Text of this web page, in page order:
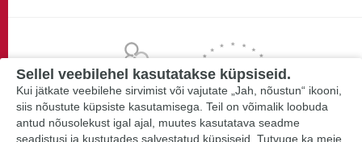
Sellel veebilehel kasutatakse küpsiseid.
Kui jätkate veebilehe sirvimist või vajutate „Jah, nõustun“ ikooni,
siis nõustute küpsiste kasutamisega. Teil on võimalik loobuda
antud nõusolekust igal ajal, muutes kasutatava seadme
seadistusi ja kustutades salvestatud küpsiseid. Tutvuge ka meie